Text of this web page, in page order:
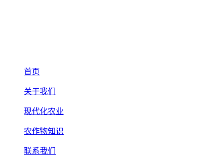
首页
关于我们
现代化农业
农作物知识
联系我们